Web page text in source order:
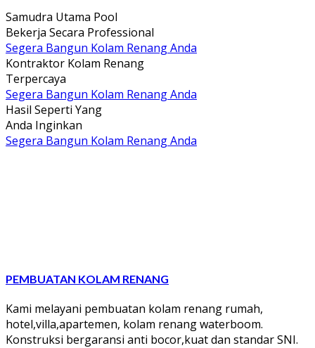
Samudra Utama Pool
Bekerja Secara Professional
Segera Bangun Kolam Renang Anda
Kontraktor Kolam Renang
Terpercaya
Segera Bangun Kolam Renang Anda
Hasil Seperti Yang
Anda Inginkan
Segera Bangun Kolam Renang Anda
PEMBUATAN KOLAM RENANG
Kami melayani pembuatan kolam renang rumah,
hotel,villa,apartemen, kolam renang waterboom.
Konstruksi bergaransi anti bocor,kuat dan standar SNI.